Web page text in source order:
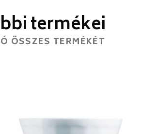
termékei
ÖSSZES TERMÉKÉT